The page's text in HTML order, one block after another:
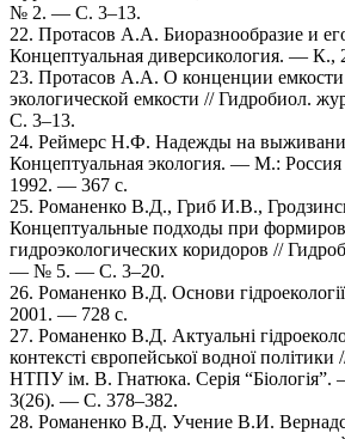
№ 2. — С. 3–13.
22. Протасов А.А. Биоразнообразие и
Концептуальная диверсикология. — К.,
23. Протасов А.А. О конценции
экологической емкости //
С. 3–13.
24. Реймерс Н.Ф. Надежды на
Концептуальная экология. — М.: Россия
1992. — 367 с.
25. Романенко В.Д., Гриб И.В.,
Концептуальные подходы при
гидроэкологических коридоров //
— № 5. — С. 3–20.
26. Романенко В.Д. Основи
2001. — 728 с.
27. Романенко В.Д. Актуальні
контексті європейської водної політики
НТПУ ім. В. Гнатюка. Серія
3(26). — С. 378–382.
28. Романенко В.Д. Учение В.И.